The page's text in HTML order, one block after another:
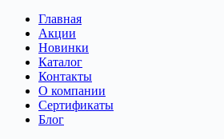
Главная
Акции
Новинки
Каталог
Контакты
О компании
Сертификаты
Блог